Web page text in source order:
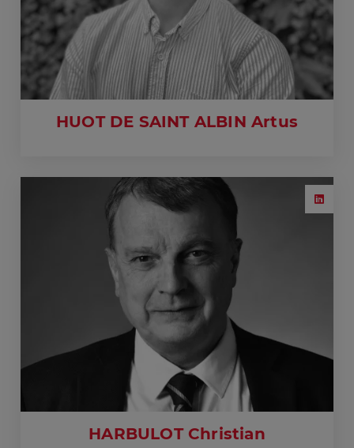
HUOT DE SAINT ALBIN Artus
HARBULOT Christian